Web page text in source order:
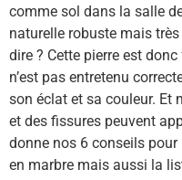
comme sol dans la salle
naturelle robuste mais très
dire ? Cette pierre est
n’est pas entretenu
son éclat et sa couleur. Et
et des fissures peuvent
donne nos 6 conseils
en marbre mais aussi la